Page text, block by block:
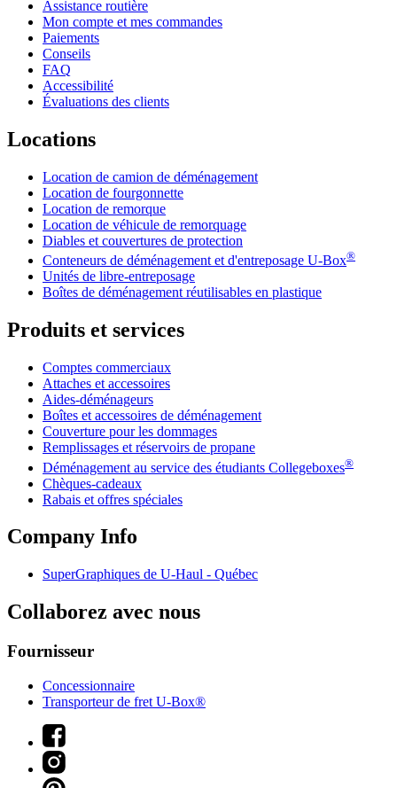
Assistance routière
Mon compte et mes commandes
Paiements
Conseils
FAQ
Accessibilité
Évaluations des clients
Locations
Location de camion de déménagement
Location de fourgonnette
Location de remorque
Location de véhicule de remorquage
Diables et couvertures de protection
Conteneurs de déménagement et d'entreposage U-Box®
Unités de libre-entreposage
Boîtes de déménagement réutilisables en plastique
Produits et services
Comptes commerciaux
Attaches et accessoires
Aides-déménageurs
Boîtes et accessoires de déménagement
Couverture pour les dommages
Remplissages et réservoirs de propane
Déménagement au service des étudiants Collegeboxes®
Chèques-cadeaux
Rabais et offres spéciales
Company Info
SuperGraphiques de U-Haul - Québec
Collaborez avec nous
Fournisseur
Concessionnaire
Transporteur de fret U-Box®